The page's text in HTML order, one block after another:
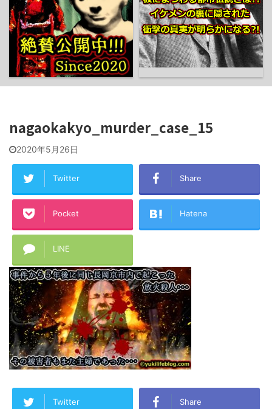
nagaokakyo_murder_case_15
2020年5月26日
Twitter Share
Pocket Hatena
LINE
Twitter Share